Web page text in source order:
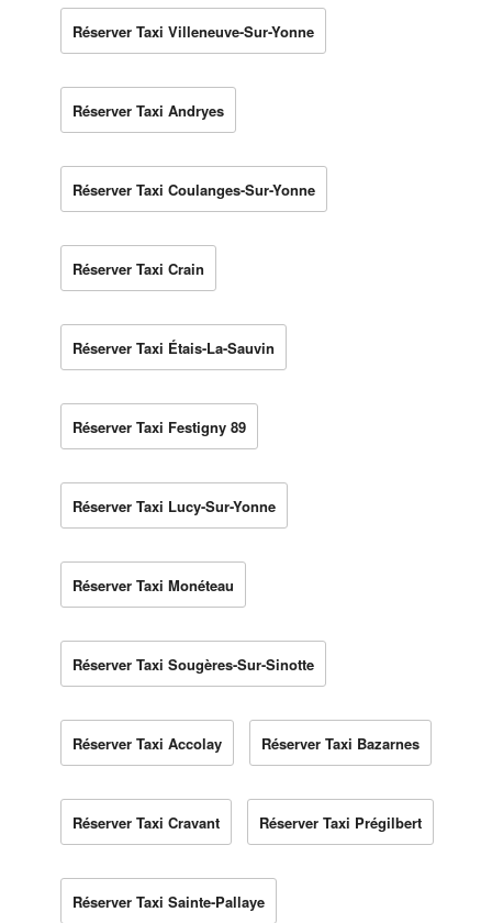
Réserver Taxi Villeneuve-Sur-Yonne
Réserver Taxi Andryes
Réserver Taxi Coulanges-Sur-Yonne
Réserver Taxi Crain
Réserver Taxi Étais-La-Sauvin
Réserver Taxi Festigny 89
Réserver Taxi Lucy-Sur-Yonne
Réserver Taxi Monéteau
Réserver Taxi Sougères-Sur-Sinotte
Réserver Taxi Accolay Réserver Taxi Bazarnes
Réserver Taxi Cravant Réserver Taxi Prégilbert
Réserver Taxi Sainte-Pallaye